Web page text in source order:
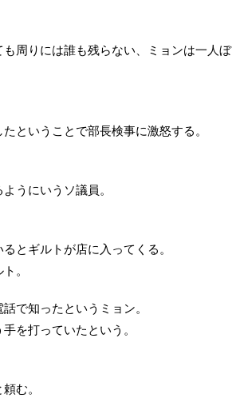
周りには誰も残らない、ミョンは一人ぼ
ということで部長検事に激怒する。
うにいうソ議員。
とギルトが店に入ってくる。
。
で知ったというミョン。
を打っていたという。
む。